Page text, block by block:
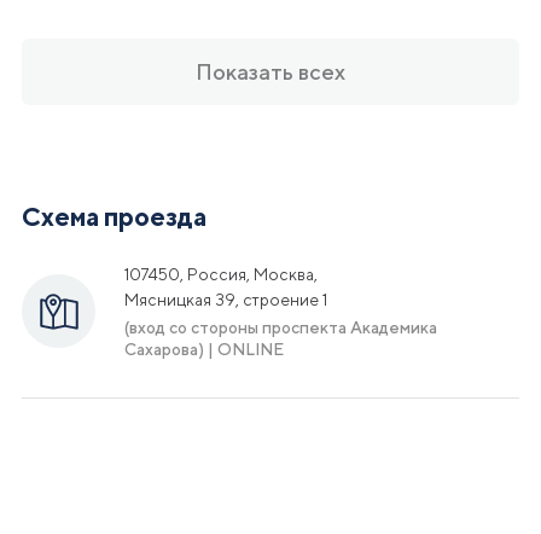
Показать всех
Схема проезда
107450, Россия, Москва,
Мясницкая 39, строение 1
(вход со стороны проспекта Академика
Сахарова) | ONLINE